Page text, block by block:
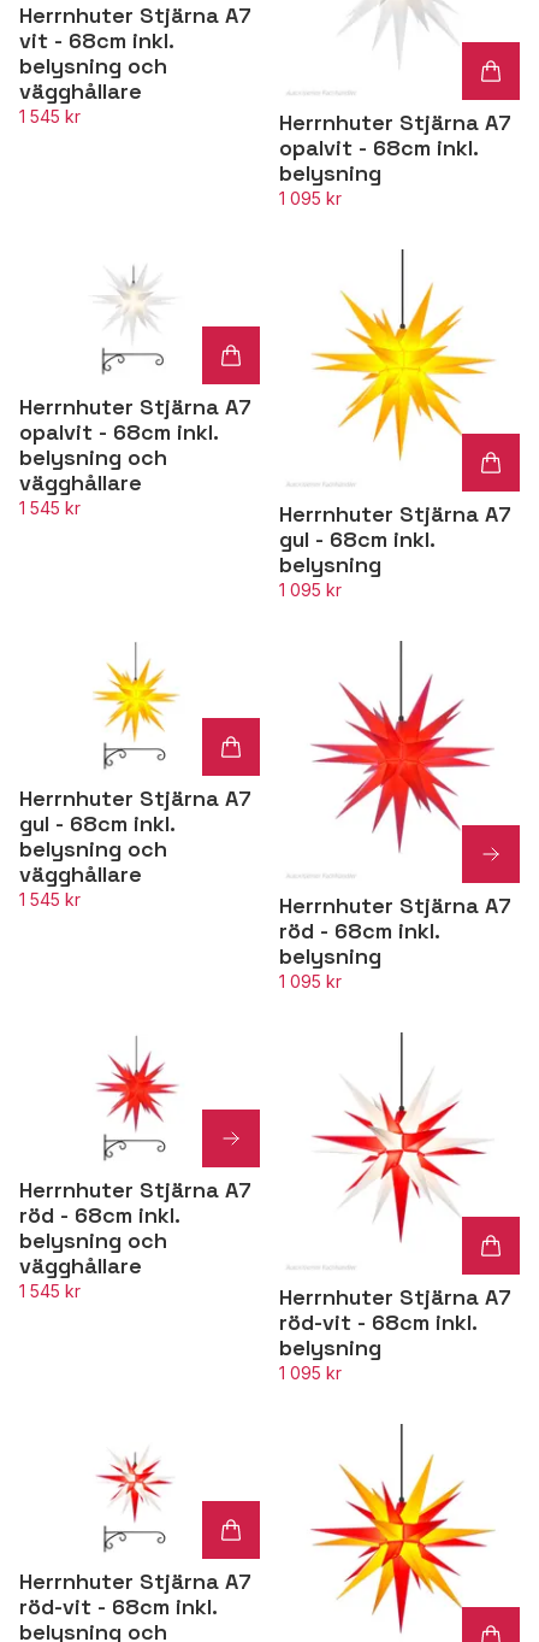
Herrnhuter Stjärna A7
vit - 68cm inkl.
belysning och
vägghållare
1 545 kr
Herrnhuter Stjärna A7
opalvit - 68cm inkl.
belysning
1 095 kr
Herrnhuter Stjärna A7
opalvit - 68cm inkl.
belysning och
vägghållare
1 545 kr
Herrnhuter Stjärna A7
gul - 68cm inkl.
belysning
1 095 kr
Herrnhuter Stjärna A7
gul - 68cm inkl.
belysning och
vägghållare
1 545 kr
Herrnhuter Stjärna A7
röd - 68cm inkl.
belysning
1 095 kr
Herrnhuter Stjärna A7
röd - 68cm inkl.
belysning och
vägghållare
1 545 kr
Herrnhuter Stjärna A7
röd-vit - 68cm inkl.
belysning
1 095 kr
Herrnhuter Stjärna A7
röd-vit - 68cm inkl.
belysning och